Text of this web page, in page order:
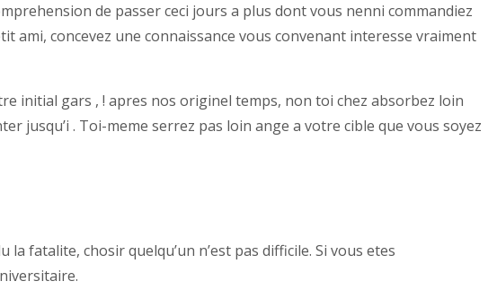
de passer ceci jours a plus dont vous nenni commandiez
ami, concevez une connaissance vous convenant interesse vraiment
initial gars , ! apres nos originel temps, non toi chez absorbez loin
jusqu’i . Toi-meme serrez pas loin ange a votre cible que vous soyez
fatalite, chosir quelqu’un n’est pas difficile. Si vous etes